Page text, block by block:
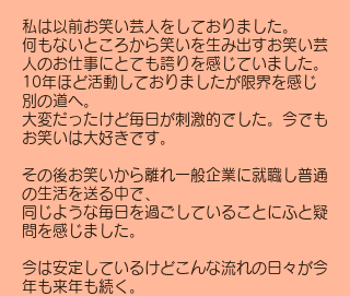
私は以前お笑い芸人をしておりました。
何もないところから笑いを生み出すお笑い芸
人のお仕事にとても誇りを感じていました。
10年ほど活動しておりましたが限界を感じ
別の道へ。
大変だったけど毎日が刺激的でした。今でも
お笑いは大好きです。
その後お笑いから離れ一般企業に就職し普通
の生活を送る中で、
同じような毎日を過ごしていることにふと疑
問を感じました。
今は安定しているけどこんな流れの日々が今
年も来年も続く。